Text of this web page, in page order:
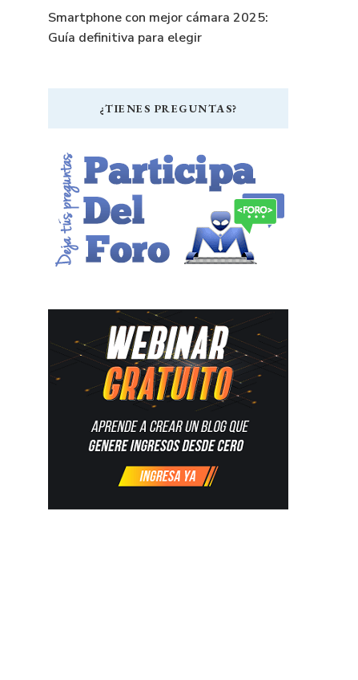
Smartphone con mejor cámara 2025:
Guía definitiva para elegir
¿TIENES PREGUNTAS?